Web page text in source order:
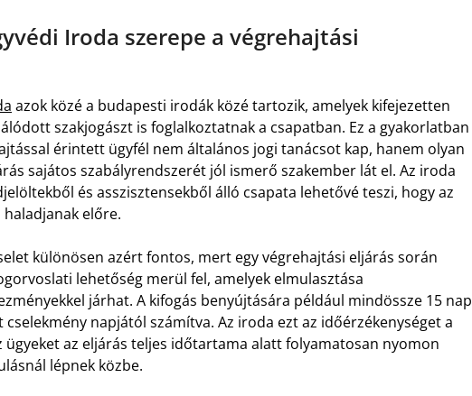
Iroda szerepe a végrehajtási
azok közé a budapesti irodák közé tartozik, amelyek kifejezetten
szakjogászt is foglalkoztatnak a csapatban. Ez a gyakorlatban
érintett ügyfél nem általános jogi tanácsot kap, hanem olyan
sajátos szabályrendszerét jól ismerő szakember lát el. Az iroda
és asszisztensekből álló csapata lehetővé teszi, hogy az
előre.
különösen azért fontos, mert egy végrehajtási eljárás során
lehetőség merül fel, amelyek elmulasztása
járhat. A kifogás benyújtására például mindössze 15 nap
napjától számítva. Az iroda ezt az időérzékenységet a
az eljárás teljes időtartama alatt folyamatosan nyomon
lépnek közbe.